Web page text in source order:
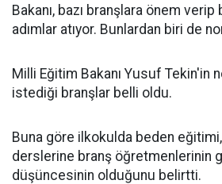
Bakanı, bazı branşlara önem
adımlar atıyor. Bunlardan biri de
Milli Eğitim Bakanı Yusuf Tekin'in
istediği branşlar belli oldu.
Buna göre ilkokulda beden
derslerine branş öğretmenlerinin
düşüncesinin olduğunu belirtti.